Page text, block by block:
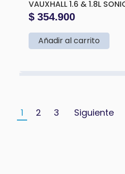
VAUXHALL 1.6 & 1.8L
OEM; 55571790, 28163171 OTHERS: UF-
620, C1646
$354.900
Añadir al carrito
1 2 3 Siguiente